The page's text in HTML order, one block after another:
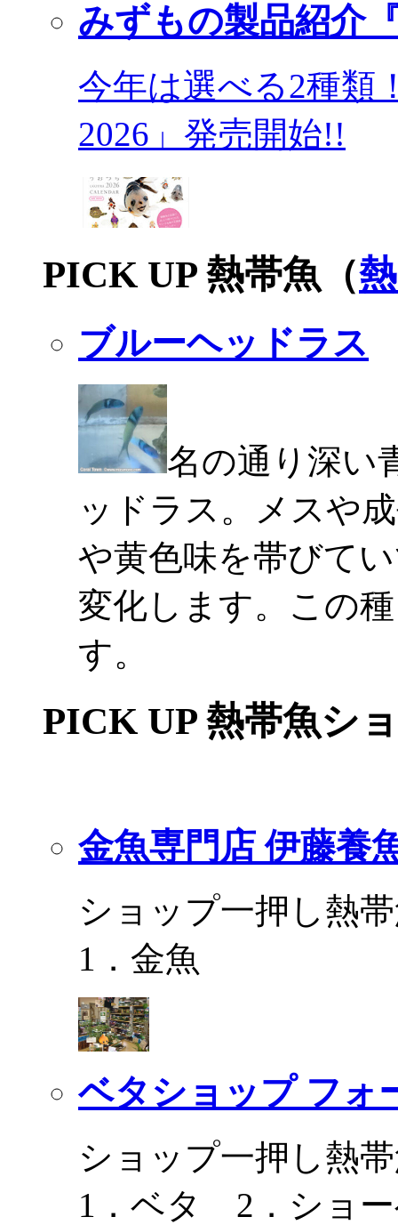
みずもの製品紹介
今年は選べる2種類
2026」発売開始!!
PICK UP 熱帯魚（
ブルーヘッドラス
名の通り深い
ッドラス。メスや
や黄色味を帯びて
変化します。この
す。
PICK UP 熱帯魚シ
金魚専門店 伊藤養
ショップ一押し熱
1．金魚
ベタショップ フォ
ショップ一押し熱
1．ベタ 2．ショ